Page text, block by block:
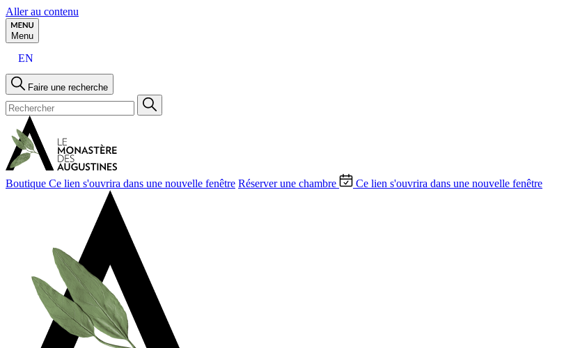
Aller au contenu
Menu
EN
Faire une recherche
Boutique Ce lien s'ouvrira dans une nouvelle fenêtre Réserver une chambre Ce lien s'ouvrira dans une nouvelle fenêtre